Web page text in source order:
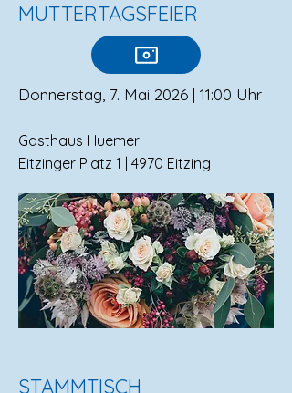
MUTTERTAGSFEIER
Donnerstag, 7. Mai 2026 | 11:00 Uhr
Gasthaus Huemer
Eitzinger Platz 1 | 4970 Eitzing
STAMMTISCH